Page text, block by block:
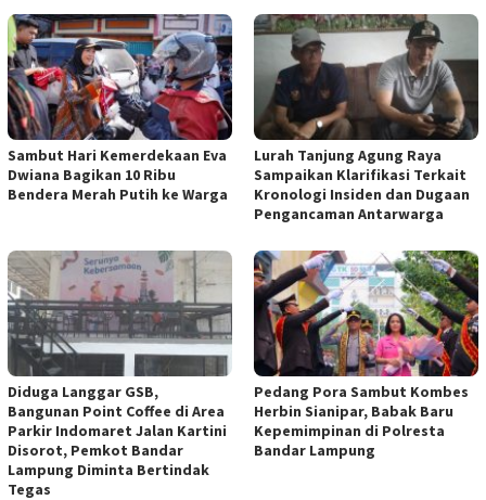
Sambut Hari Kemerdekaan Eva
Dwiana Bagikan 10 Ribu
Bendera Merah Putih ke Warga
Lurah Tanjung Agung Raya
Sampaikan Klarifikasi Terkait
Kronologi Insiden dan Dugaan
Pengancaman Antarwarga
Diduga Langgar GSB,
Bangunan Point Coffee di Area
Parkir Indomaret Jalan Kartini
Disorot, Pemkot Bandar
Lampung Diminta Bertindak
Tegas
Pedang Pora Sambut Kombes
Herbin Sianipar, Babak Baru
Kepemimpinan di Polresta
Bandar Lampung